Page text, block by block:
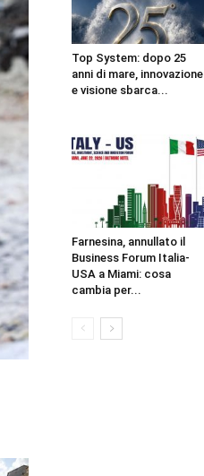
Top System: dopo 25
anni di mare, innovazione
e visione sbarca...
Farnesina, annullato il
Business Forum Italia-
USA a Miami: cosa
cambia per...